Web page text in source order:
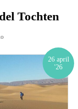
Tochten
26 april
'26